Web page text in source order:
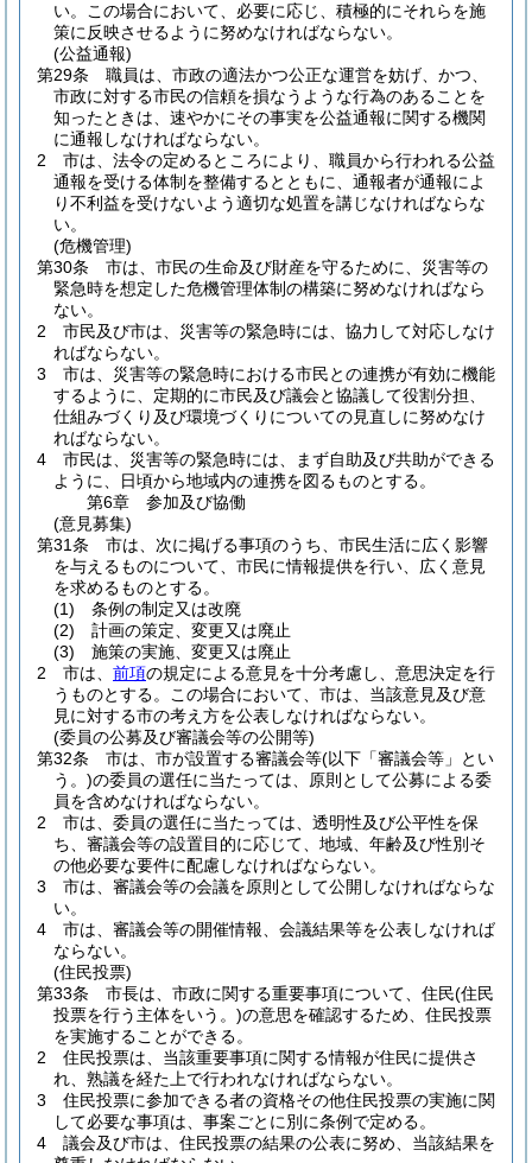
い。
この場合において、必要に応じ、積極的にそれらを施
策に反映させるように努めなければならない。
(公益通報)
第29条
職員は、市政の適法かつ公正な運営を妨げ、かつ、
市政に対する市民の信頼を損なうような行為のあることを
知ったときは、速やかにその事実を公益通報に関する機関
に通報しなければならない。
2
市は、法令の定めるところにより、職員から行われる公益
通報を受ける体制を整備するとともに、通報者が通報によ
り不利益を受けないよう適切な処置を講じなければならな
い。
(危機管理)
第30条
市は、市民の生命及び財産を守るために、災害等の
緊急時を想定した危機管理体制の構築に努めなければなら
ない。
2
市民及び市は、災害等の緊急時には、協力して対応しなけ
ればならない。
3
市は、災害等の緊急時における市民との連携が有効に機能
するように、定期的に市民及び議会と協議して役割分担、
仕組みづくり及び環境づくりについての見直しに努めなけ
ればならない。
4
市民は、災害等の緊急時には、まず自助及び共助ができる
ように、日頃から地域内の連携を図るものとする。
第6章
参加及び協働
(意見募集)
第31条
市は、次に掲げる事項のうち、市民生活に広く影響
を与えるものについて、市民に情報提供を行い、広く意見
を求めるものとする。
(1)
条例の制定又は改廃
(2)
計画の策定、変更又は廃止
(3)
施策の実施、変更又は廃止
2
市は、 前項の規定による意見を十分考慮し、意思決定を行
うものとする。
この場合において、市は、当該意見及び意
見に対する市の考え方を公表しなければならない。
(委員の公募及び審議会等の公開等)
第32条
市は、市が設置する審議会等(以下「審議会等」とい
う。)の委員の選任に当たっては、原則として公募による委
員を含めなければならない。
2
市は、委員の選任に当たっては、透明性及び公平性を保
ち、審議会等の設置目的に応じて、地域、年齢及び性別そ
の他必要な要件に配慮しなければならない。
3
市は、審議会等の会議を原則として公開しなければならな
い。
4
市は、審議会等の開催情報、会議結果等を公表しなければ
ならない。
(住民投票)
第33条
市長は、市政に関する重要事項について、住民(住民
投票を行う主体をいう。)の意思を確認するため、住民投票
を実施することができる。
2
住民投票は、当該重要事項に関する情報が住民に提供さ
れ、熟議を経た上で行われなければならない。
3
住民投票に参加できる者の資格その他住民投票の実施に関
して必要な事項は、事案ごとに別に条例で定める。
4
議会及び市は、住民投票の結果の公表に努め、当該結果を